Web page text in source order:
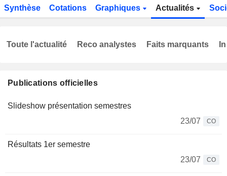
Synthèse Cotations Graphiques Actualités
Publications officielles
Slideshow présentation semestres
23/07
CO
Résultats 1er semestre
23/07
CO
Toute l'actualité Reco analystes Faits marquants